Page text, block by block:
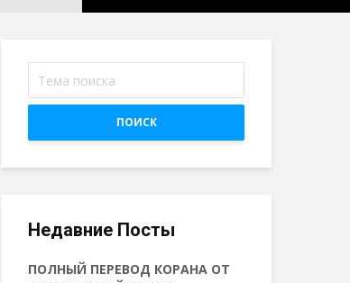
ПОИСК
Недавние Посты
ПОЛНЫЙ ПЕРЕВОД КОРАНА ОТ